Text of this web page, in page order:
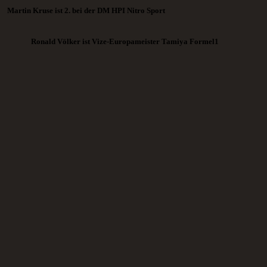
Martin Kruse ist 2. bei der DM HPI Nitro Sport
Ronald Völker ist Vize-Europameister Tamiya Formel1